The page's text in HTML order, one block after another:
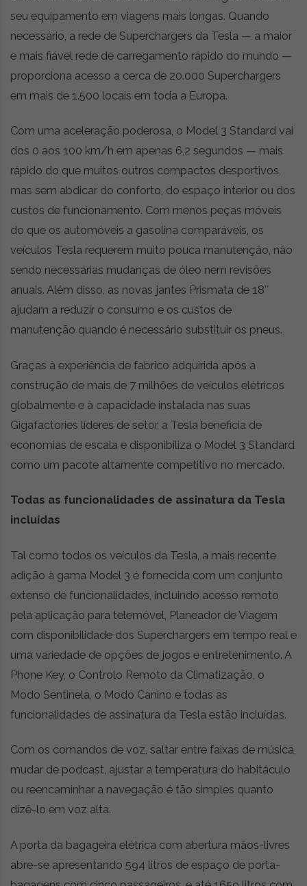
seu equipamento em viagens mais longas. Quando
necessário, a rede de Superchargers da Tesla — a maior
e mais fiável rede de carregamento rápido do mundo —
proporciona acesso a cerca de 20.000 Superchargers
em mais de 1.500 locais em toda a Europa.
Com uma aceleração poderosa, o Model 3 Standard vai
dos 0 aos 100 km/h em apenas 6,2 segundos — mais
rápido do que muitos outros compactos desportivos,
mas sem abdicar do conforto, do espaço interior ou dos
custos de funcionamento. Com menos peças móveis
do que os automóveis a gasolina comparáveis, os
veículos Tesla requerem muito pouca manutenção, não
sendo necessárias mudanças de óleo nem revisões
anuais. Além disso, as novas jantes Prismata de 18″
ajudam a reduzir o consumo e os custos de
manutenção quando é necessário substituir os pneus.
Graças à experiência de fabrico adquirida após a
construção de mais de 7 milhões de veículos elétricos
globalmente e à capacidade instalada nas suas
Gigafactories líderes de setor, a Tesla beneficia de
economias de escala e disponibiliza o Model 3 Standard
como um pacote altamente competitivo no mercado.
Todas as funcionalidades de assinatura da Tesla
incluídas
Tal como todos os veículos da Tesla, a mais recente
adição à gama Model 3 é fornecida com um conjunto
extenso de funcionalidades, incluindo acesso remoto
pela aplicação para telemóvel, Planeador de Viagem
com disponibilidade dos Superchargers em tempo real e
uma variedade de opções de jogos e entretenimento. A
Phone Key, o Controlo Remoto da Climatização, o
Modo Sentinela, o Modo Canino e todas as
funcionalidades de assinatura da Tesla estão incluídas.
Com os comandos de voz, saltar entre faixas de música,
mudar de podcast, ajustar a temperatura do habitáculo
ou reencaminhar a navegação é tão simples quanto
dizê-lo em voz alta.
A porta da bagageira elétrica com abertura mãos-livres
abre-se apresentando 594 litros de espaço de porta-